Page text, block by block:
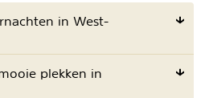
in West-
plekken in